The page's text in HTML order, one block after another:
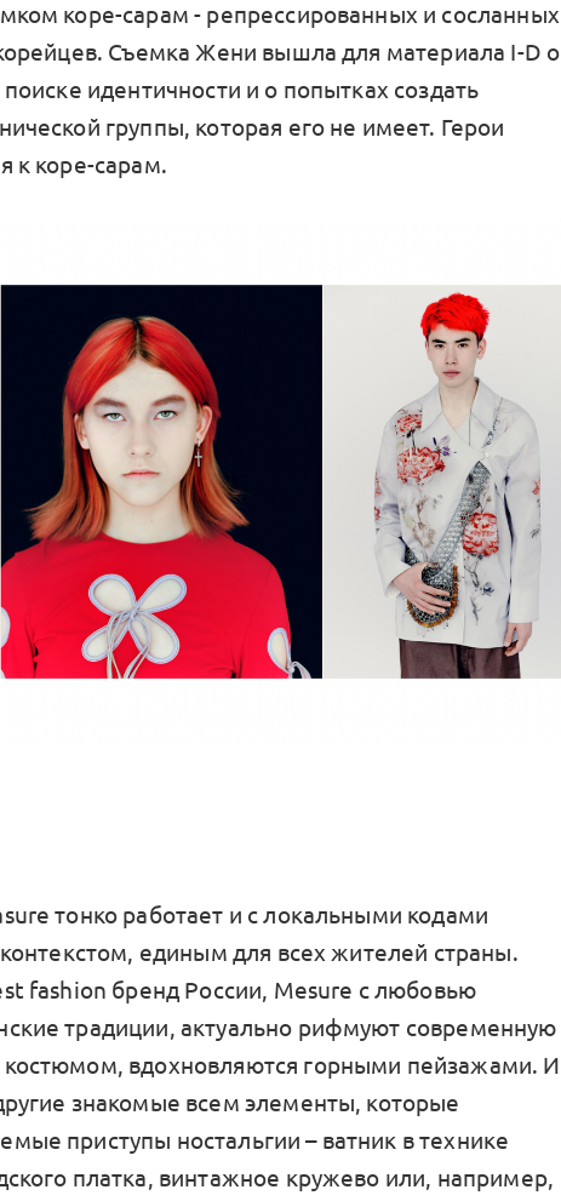
коре-сарам - репрессированных и сосланных
Съемка Жени вышла для материала I-D о
идентичности и о попытках создать
группы, которая его не имеет. Герои
к коре-сарам.
тонко работает и с локальными кодами
единым для всех жителей страны.
fashion бренд России, Mesure с любовью
традиции, актуально рифмуют современную
вдохновляются горными пейзажами. И
знакомые всем элементы, которые
приступы ностальгии – ватник в технике
платка, винтажное кружево или, например,